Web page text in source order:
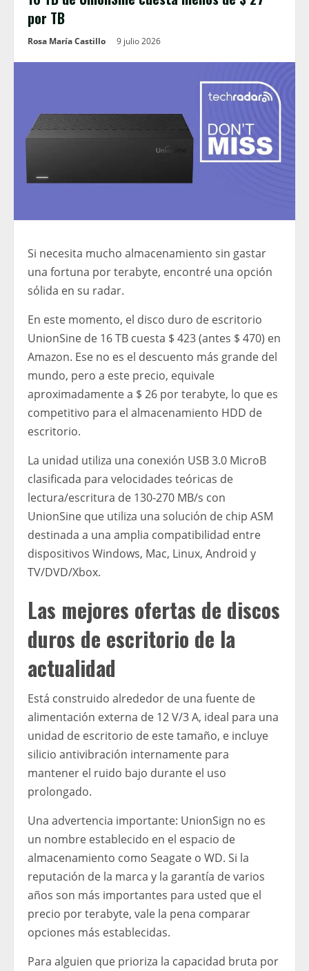
por TB
Rosa María Castillo 9 julio 2026
Si necesita mucho almacenamiento sin gastar
una fortuna por terabyte, encontré una opción
sólida en su radar.
En este momento, el disco duro de escritorio
UnionSine de 16 TB cuesta $ 423 (antes $ 470) en
Amazon. Ese no es el descuento más grande del
mundo, pero a este precio, equivale
aproximadamente a $ 26 por terabyte, lo que es
competitivo para el almacenamiento HDD de
escritorio.
La unidad utiliza una conexión USB 3.0 MicroB
clasificada para velocidades teóricas de
lectura/escritura de 130-270 MB/s con
UnionSine que utiliza una solución de chip ASM
destinada a una amplia compatibilidad entre
dispositivos Windows, Mac, Linux, Android y
TV/DVD/Xbox.
Las mejores ofertas de discos
duros de escritorio de la
actualidad
Está construido alrededor de una fuente de
alimentación externa de 12 V/3 A, ideal para una
unidad de escritorio de este tamaño, e incluye
silicio antivibración internamente para
mantener el ruido bajo durante el uso
prolongado.
Una advertencia importante: UnionSign no es
un nombre establecido en el espacio de
almacenamiento como Seagate o WD. Si la
reputación de la marca y la garantía de varios
años son más importantes para usted que el
precio por terabyte, vale la pena comparar
opciones más establecidas.
Para alguien que prioriza la capacidad bruta por